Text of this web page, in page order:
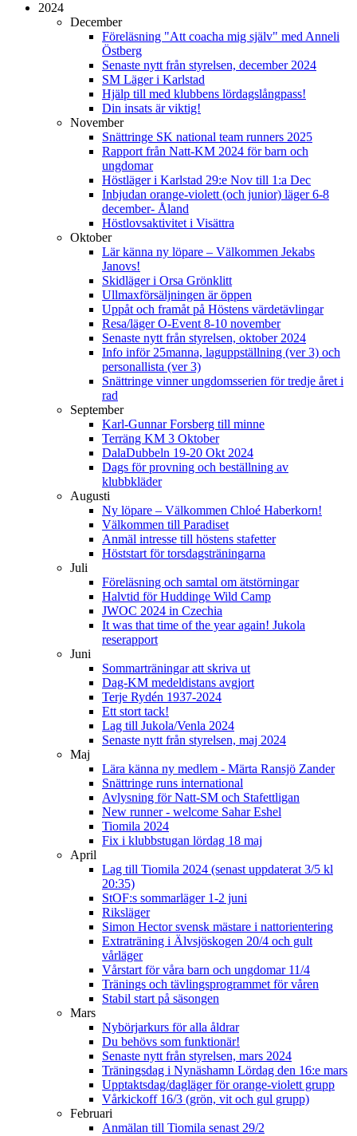
2024
December
Föreläsning "Att coacha mig själv" med Anneli
Östberg
Senaste nytt från styrelsen, december 2024
SM Läger i Karlstad
Hjälp till med klubbens lördagslångpass!
Din insats är viktig!
November
Snättringe SK national team runners 2025
Rapport från Natt-KM 2024 för barn och
ungdomar
Höstläger i Karlstad 29:e Nov till 1:a Dec
Inbjudan orange-violett (och junior) läger 6-8
december- Åland
Höstlovsaktivitet i Visättra
Oktober
Lär känna ny löpare – Välkommen Jekabs
Janovs!
Skidläger i Orsa Grönklitt
Ullmaxförsäljningen är öppen
Uppåt och framåt på Höstens värdetävlingar
Resa/läger O-Event 8-10 november
Senaste nytt från styrelsen, oktober 2024
Info inför 25manna, laguppställning (ver 3) och
personallista (ver 3)
Snättringe vinner ungdomsserien för tredje året i
rad
September
Karl-Gunnar Forsberg till minne
Terräng KM 3 Oktober
DalaDubbeln 19-20 Okt 2024
Dags för provning och beställning av
klubbkläder
Augusti
Ny löpare – Välkommen Chloé Haberkorn!
Välkommen till Paradiset
Anmäl intresse till höstens stafetter
Höststart för torsdagsträningarna
Juli
Föreläsning och samtal om ätstörningar
Halvtid för Huddinge Wild Camp
JWOC 2024 in Czechia
It was that time of the year again! Jukola
reserapport
Juni
Sommarträningar att skriva ut
Dag-KM medeldistans avgjort
Terje Rydén 1937-2024
Ett stort tack!
Lag till Jukola/Venla 2024
Senaste nytt från styrelsen, maj 2024
Maj
Lära känna ny medlem - Märta Ransjö Zander
Snättringe runs international
Avlysning för Natt-SM och Stafettligan
New runner - welcome Sahar Eshel
Tiomila 2024
Fix i klubbstugan lördag 18 maj
April
Lag till Tiomila 2024 (senast uppdaterat 3/5 kl
20:35)
StOF:s sommarläger 1-2 juni
Riksläger
Simon Hector svensk mästare i nattorientering
Extraträning i Älvsjöskogen 20/4 och gult
vårläger
Vårstart för våra barn och ungdomar 11/4
Tränings och tävlingsprogrammet för våren
Stabil start på säsongen
Mars
Nybörjarkurs för alla åldrar
Du behövs som funktionär!
Senaste nytt från styrelsen, mars 2024
Träningsdag i Nynäshamn Lördag den 16:e mars
Upptaktsdag/dagläger för orange-violett grupp
Vårkickoff 16/3 (grön, vit och gul grupp)
Februari
Anmälan till Tiomila senast 29/2